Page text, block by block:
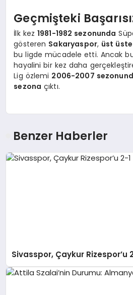
Geçmişteki
İlk kez 1981-1982 sezonunda
gösteren Sakaryaspor, üst
bu ligde mücadele etti. Ancak
hayalini bir kez daha
Lig özlemi 2006-2007
sezona çıktı.
Benzer Haberler
Sivasspor, Çaykur Rizespor’u